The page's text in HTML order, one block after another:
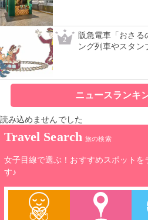
2
阪急電車「おさる
ング列車やスタン
ニュースランキ
読み込めませんでした
Travel Search 旅の検索
女子目線で選ぶ！おすすめスポットを
す♪